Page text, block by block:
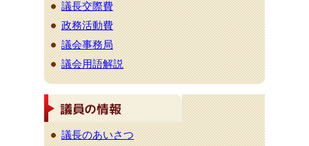
議長交際費
政務活動費
議会事務局
議会用語解説
議長のあいさつ